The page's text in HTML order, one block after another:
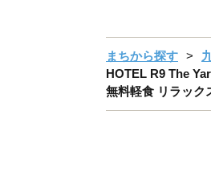
まちから探す
HOTEL R9 The
無料軽食 リラック